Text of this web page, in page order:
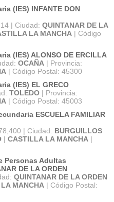
(IES) INFANTE DON
| Ciudad: QUINTANAR DE LA
LA MANCHA | Código
(IES) ALONSO DE ERCILLA
OCAÑA | Provincia:
| Código Postal: 45300
(IES) EL GRECO
TOLEDO | Provincia:
| Código Postal: 45003
ESCUELA FAMILIAR
| Ciudad: BURGUILLOS
| CASTILLA LA MANCHA |
Personas Adultas
DE LA ORDEN
QUINTANAR DE LA ORDEN
MANCHA | Código Postal: